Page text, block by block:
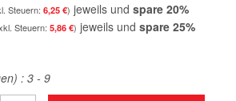
6,25 € jeweils und spare 20%
5,86 € jeweils und spare 25%
:3 - 9